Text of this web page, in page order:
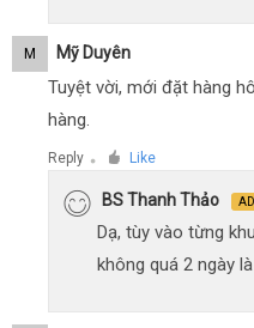
M Mỹ Duyên
Tuyệt vời, mới đặt hàng
hàng.
Reply ● Like
BS Thanh Thảo
Dạ, tùy vào từng
không quá 2 ngày